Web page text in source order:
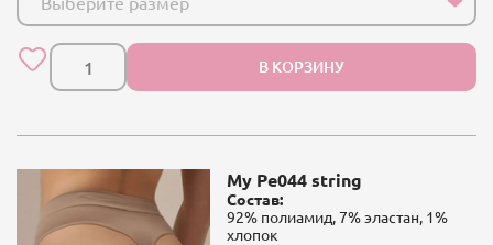
В КОРЗИНУ
My Pe044 string
Состав:
92% полиамид, 7% эластан, 1%
хлопок